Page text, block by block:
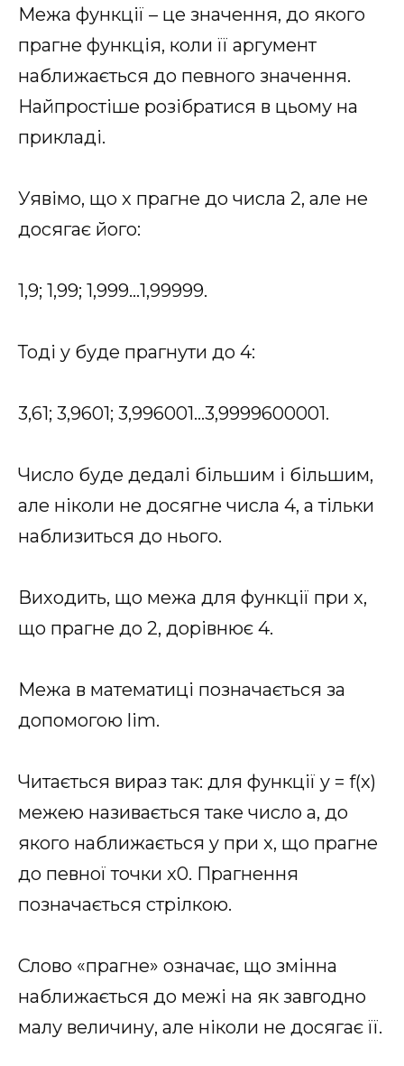
Межа функції – це значення, до якого
прагне функція, коли її аргумент
наближається до певного значення.
Найпростіше розібратися в цьому на
прикладі.
Уявімо, що x прагне до числа 2, але не
досягає його:
1,9; 1,99; 1,999…1,99999.
Тоді y буде прагнути до 4:
3,61; 3,9601; 3,996001…3,9999600001.
Число буде дедалі більшим і більшим,
але ніколи не досягне числа 4, а тільки
наблизиться до нього.
Виходить, що межа для функції при x,
що прагне до 2, дорівнює 4.
Межа в математиці позначається за
допомогою lim.
Читається вираз так: для функції y = f(x)
межею називається таке число a, до
якого наближається y при x, що прагне
до певної точки x0. Прагнення
позначається стрілкою.
Слово «прагне» означає, що змінна
наближається до межі на як завгодно
малу величину, але ніколи не досягає її.